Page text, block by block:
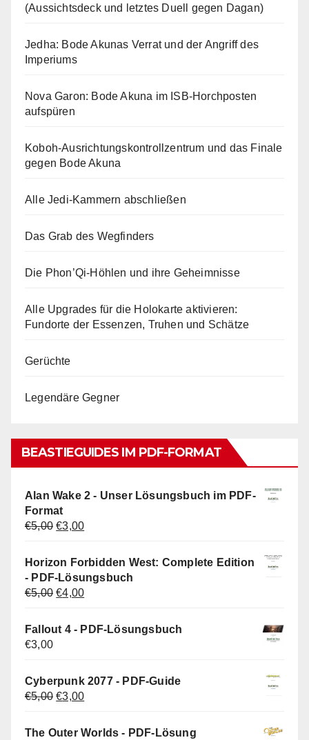
(Aussichtsdeck und letztes Duell gegen Dagan)
Jedha: Bode Akunas Verrat und der Angriff des
Imperiums
Nova Garon: Bode Akuna im ISB-Horchposten
aufspüren
Koboh-Ausrichtungskontrollzentrum und das Finale
gegen Bode Akuna
Alle Jedi-Kammern abschließen
Das Grab des Wegfinders
Die Phon’Qi-Höhlen und ihre Geheimnisse
Alle Upgrades für die Holokarte aktivieren:
Fundorte der Essenzen, Truhen und Schätze
Gerüchte
Legendäre Gegner
BEASTIEGUIDES IM PDF-FORMAT
Alan Wake 2 - Unser Lösungsbuch im PDF-
Format
€5,00 Ursprünglicher
war:
€5,00
€3,00Aktueller
ist:
€3,00.
Horizon Forbidden West: Complete Edition
- PDF-Lösungsbuch
€5,00 Ursprünglicher
war:
€4,00Aktueller
ist:
Fallout 4 - PDF-Lösungsbuch
€3,00
Cyberpunk 2077 - PDF-Guide
€5,00 Ursprünglicher
war:
€3,00Aktueller
ist:
The Outer Worlds - PDF-Lösung